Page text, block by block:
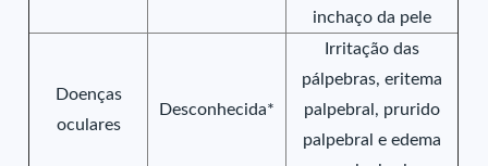
inchaço da pele
Doenças
oculares
Desconhecida*
Irritação das
pálpebras, eritema
palpebral, prurido
palpebral e edema